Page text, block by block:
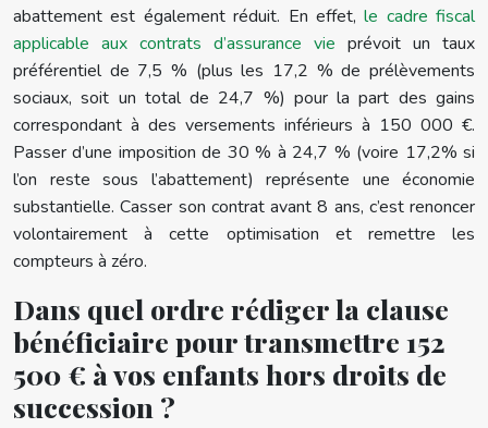
abattement est également réduit. En effet,le cadre fiscal
applicable aux contrats d’assurance vie prévoit un taux
préférentiel de 7,5 % (plus les 17,2 % de prélèvements
sociaux, soit un total de 24,7 %) pour la part des gains
correspondant à des versements inférieurs à 150 000 €.
Passer d’une imposition de 30 % à 24,7 % (voire 17,2% si
l’on reste sous l’abattement) représente une économie
substantielle. Casser son contrat avant 8 ans, c’est renoncer
volontairement à cette optimisation et remettre les
compteurs à zéro.
Dans quel ordre rédiger la clause
bénéficiaire pour transmettre 152
500 € à vos enfants hors droits de
succession ?